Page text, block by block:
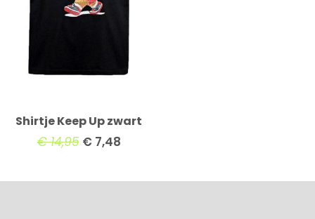
Shirtje Keep Up zwart
€14,95 €7,48